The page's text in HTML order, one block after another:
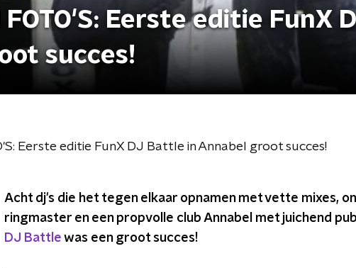
FOTO'S: Eerste editie FunX
succes!
Eerste editie FunX DJ Battle in Annabel groot succes!
Acht dj's die het tegen elkaar opnamen met vette mixes,
ringmaster en een propvolle club Annabel met juichend
DJ Battle was een groot succes!